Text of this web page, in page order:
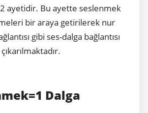
ayetidir. Bu ayette seslenmek
bir araya getirilerek nur
gibi ses-dalga bağlantısı
Dalga